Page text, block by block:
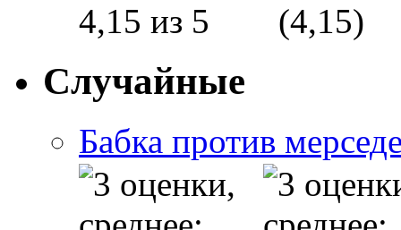
(4,15)
Случайные
Бабка против